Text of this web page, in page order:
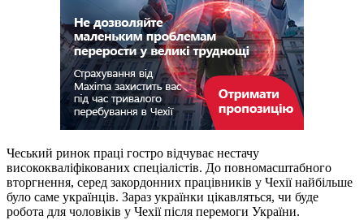
Чеський ринок праці гостро відчуває нестачу
висококваліфікованих спеціалістів. До повномасштабного
вторгнення, серед закордонних працівників у Чехії найбільше
було саме українців. Зараз українки цікавляться, чи буде
робота для чоловіків у Чехії після перемоги України.